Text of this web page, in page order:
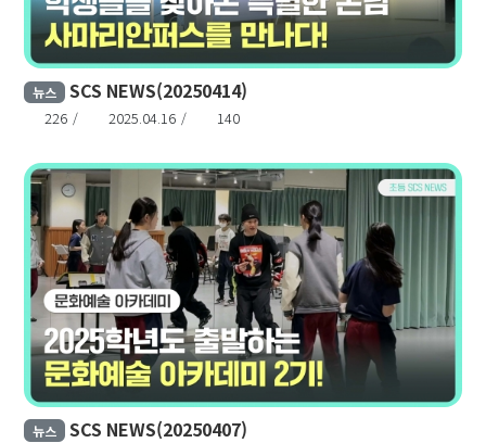
뉴스 SCS NEWS(20250414)
226 2025.04.16 140
뉴스 SCS NEWS(20250407)